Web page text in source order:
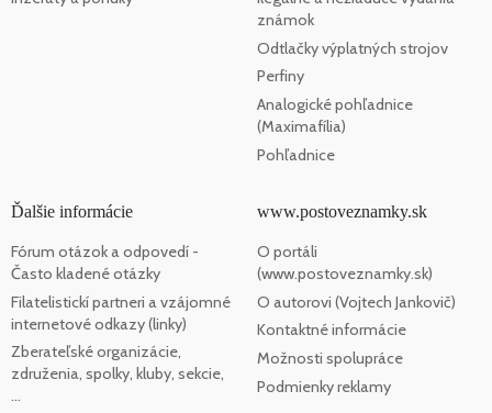
známok
Odtlačky výplatných strojov
Perfiny
Analogické pohľadnice
(Maximafília)
Pohľadnice
Ďalšie informácie
Fórum otázok a odpovedí -
Často kladené otázky
Filatelistickí partneri a vzájomné
internetové odkazy (linky)
Zberateľské organizácie,
združenia, spolky, kluby, sekcie,
...
www.postoveznamky.sk
O portáli
(www.postoveznamky.sk)
O autorovi (Vojtech Jankovič)
Kontaktné informácie
Možnosti spolupráce
Podmienky reklamy